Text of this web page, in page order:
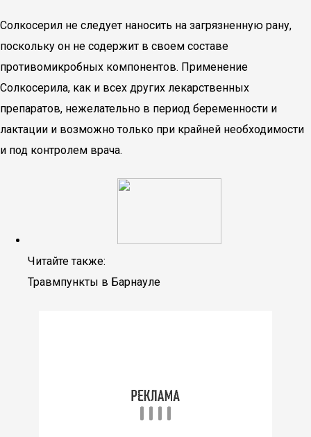
Солкосерил не следует наносить на загрязненную рану,
поскольку он не содержит в своем составе
противомикробных компонентов. Применение
Солкосерила, как и всех других лекарственных
препаратов, нежелательно в период беременности и
лактации и возможно только при крайней необходимости
и под контролем врача.
Читайте также:
Травмпункты в Барнауле